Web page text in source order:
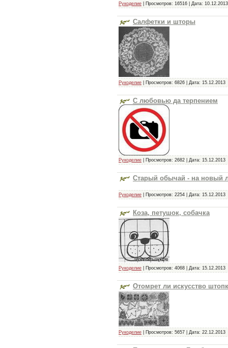
Рукоделие | Просмотров: 16516 | Дата: 10.12.2013
Салфетки и шторы
Рукоделие | Просмотров: 6826 | Дата: 15.12.2013
С любовью да терпением
Рукоделие | Просмотров: 2682 | Дата: 15.12.2013
Старый обычай - на новый
Рукоделие | Просмотров: 2254 | Дата: 15.12.2013
Коза, петушок, собачка
Рукоделие | Просмотров: 4068 | Дата: 15.12.2013
Отомрет ли искусство
Рукоделие | Просмотров: 5657 | Дата: 22.12.2013